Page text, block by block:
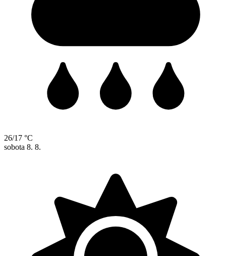
26/17 °C
sobota 8. 8.